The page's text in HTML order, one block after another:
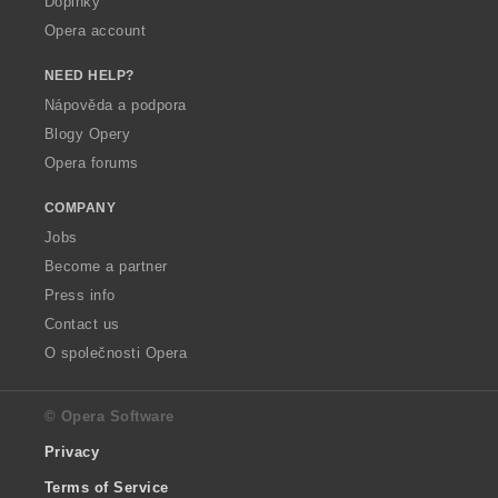
Opera account
NEED HELP?
Nápověda a podpora
Blogy Opery
Opera forums
COMPANY
Jobs
Become a partner
Press info
Contact us
O společnosti Opera
© Opera Software
Privacy
Terms of Service